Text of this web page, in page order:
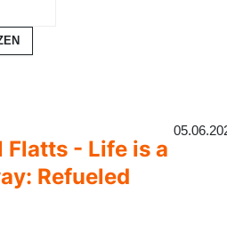
Flatts - Life is a
Refueled